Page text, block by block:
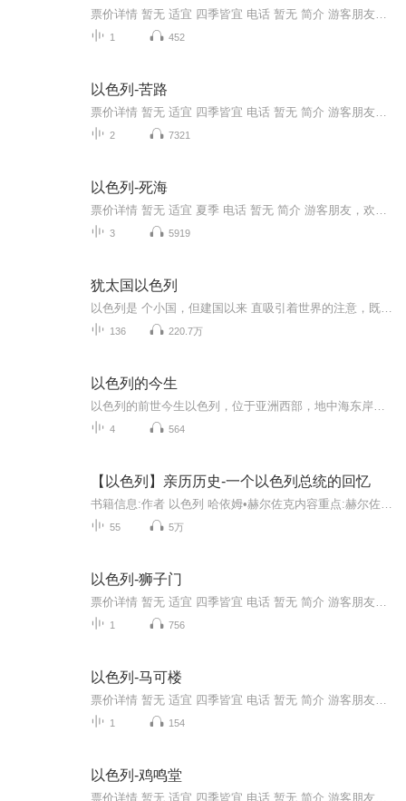
1 452
以色列-苦路
2 7321
以色列-死海
3 5919
犹太国以色列
136 220.7万
以色列的今生
4 564
【以色列】亲历历史-一个以色列总统的回忆
55 5万
以色列-狮子门
1 756
以色列-马可楼
1 154
以色列-鸡鸣堂